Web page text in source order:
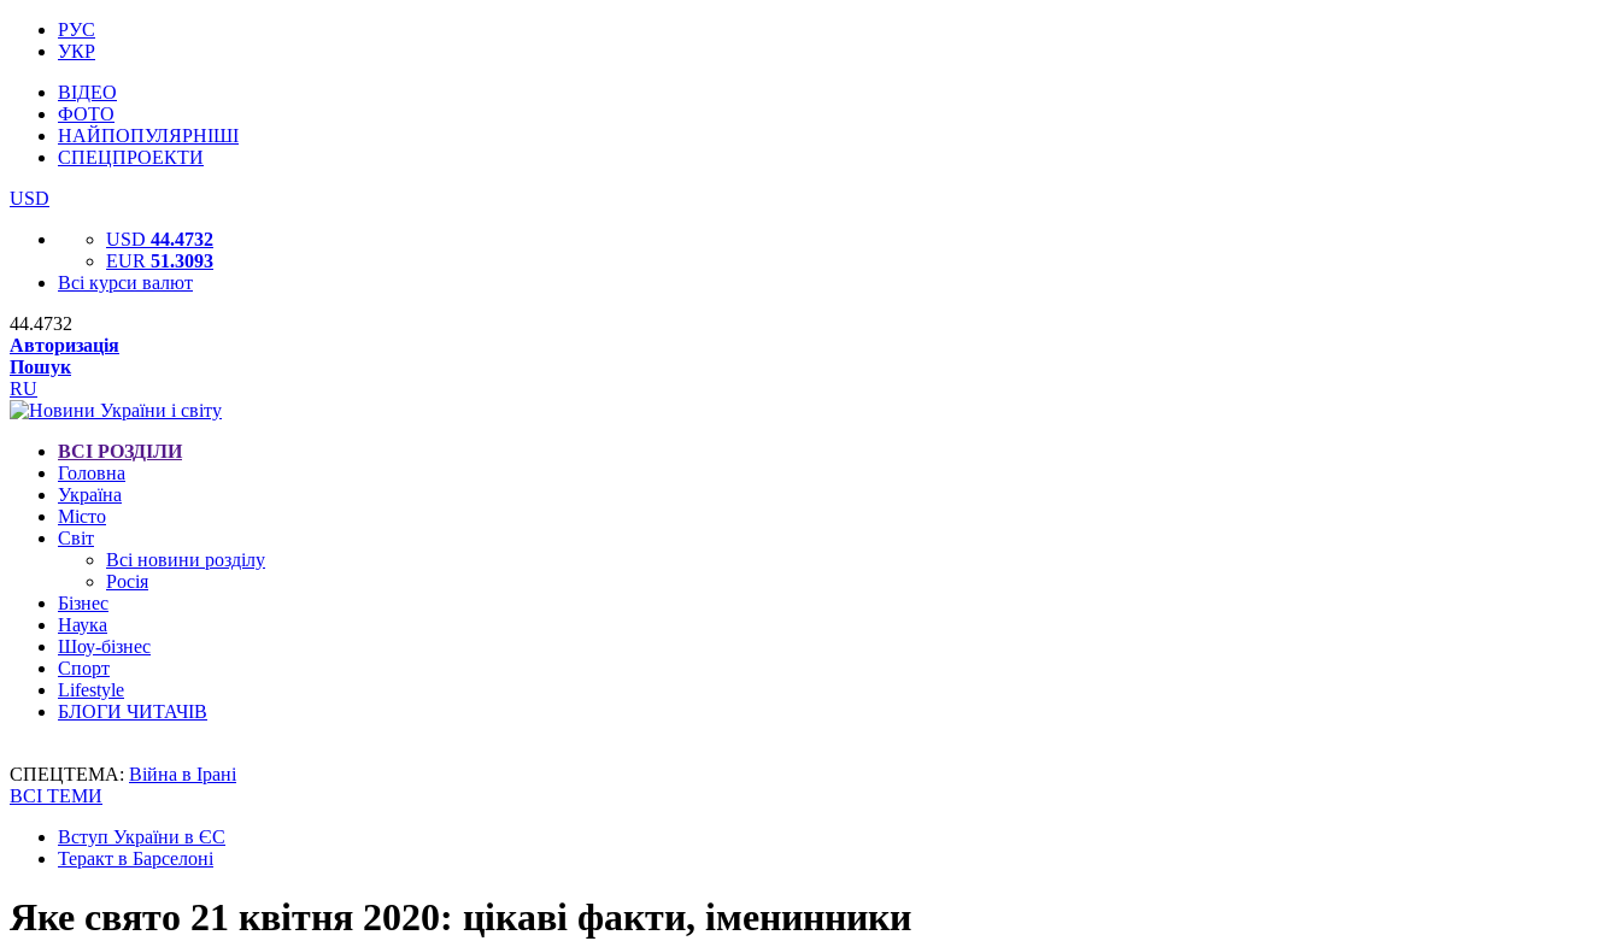
РУС
УКР
ВІДЕО
ФОТО
НАЙПОПУЛЯРНІШІ
СПЕЦПРОЕКТИ
USD
USD 44.4732
EUR 51.3093
Всі курси валют
44.4732
Авторизація
Пошук
RU
ВСІ РОЗДІЛИ
Головна
Україна
Місто
Світ
Всі новини розділу
Росія
Бізнес
Наука
Шоу-бізнес
Спорт
Lifestyle
БЛОГИ ЧИТАЧІВ
СПЕЦТЕМА: Війна в Ірані
ВСІ ТЕМИ
Вступ України в ЄС
Теракт в Барселоні
Яке свято 21 квітня 2020: цікаві факти, іменинники